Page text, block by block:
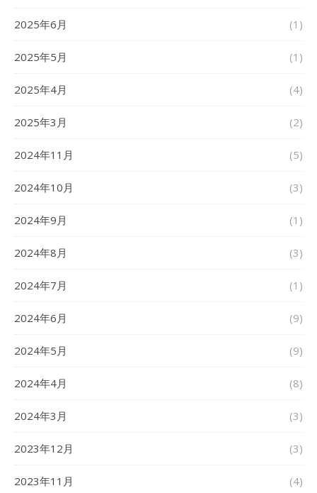
2025年6月 (1)
2025年5月 (1)
2025年4月 (4)
2025年3月 (2)
2024年11月 (5)
2024年10月 (3)
2024年9月 (1)
2024年8月 (3)
2024年7月 (1)
2024年6月 (9)
2024年5月 (9)
2024年4月 (8)
2024年3月 (3)
2023年12月 (3)
2023年11月 (4)